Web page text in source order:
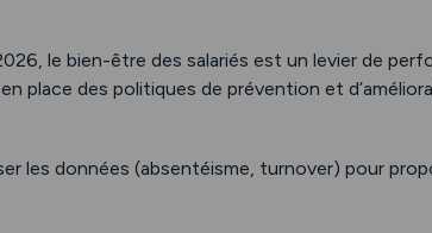
le bien-être des salariés est un levier de
place des politiques de prévention et
les données (absentéisme, turnover) pour